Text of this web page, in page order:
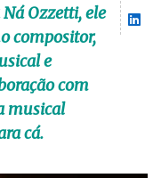
Ozzetti, ele
compositor,
e
com
musical
cá.